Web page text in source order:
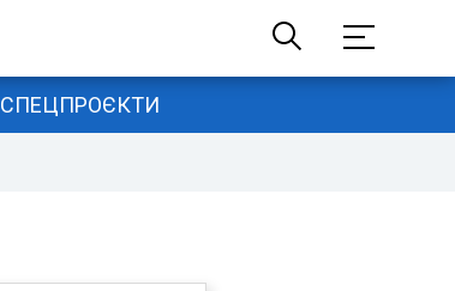
СПЕЦПРОЄКТИ